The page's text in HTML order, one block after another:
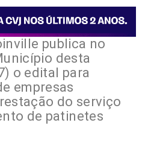
publica no
desta
o edital para
empresas
do serviço
de patinetes